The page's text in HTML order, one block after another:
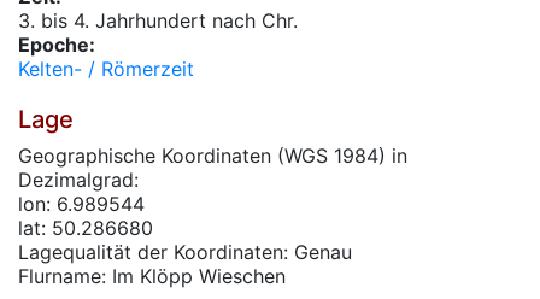
3. bis 4. Jahrhundert nach Chr.
Epoche:
Kelten- / Römerzeit
Lage
Geographische Koordinaten (WGS 1984) in
Dezimalgrad:
lon: 6.989544
lat: 50.286680
Lagequalität der Koordinaten: Genau
Flurname: Im Klöpp Wieschen